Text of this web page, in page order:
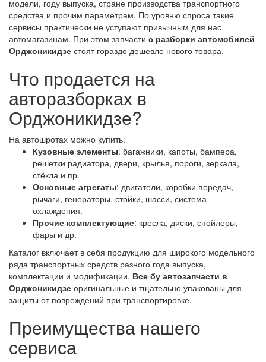
модели, году выпуска, стране производства транспортного
средства и прочим параметрам. По уровню спроса такие
сервисы практически не уступают привычным для нас
автомагазинам. При этом запчасти с разборки автомобилей
Орджоникидзе стоят гораздо дешевле нового товара.
Что продается на
авторазборках в
Орджоникидзе?
На автошротах можно купить:
Кузовные элементы: багажники, капоты, бампера,
решетки радиатора, двери, крылья, пороги, зеркала,
стёкла и пр.
Основные агрегаты: двигатели, коробки передач,
рычаги, генераторы, стойки, шасси, система
охлаждения.
Прочие комплектующие: кресла, диски, спойлеры,
фары и др.
Каталог включает в себя продукцию для широкого модельного
ряда транспортных средств разного года выпуска,
комплектации и модификации. Все бу автозапчасти в
Орджоникидзе оригинальные и тщательно упакованы для
защиты от повреждений при транспортировке.
Преимущества нашего
сервиса